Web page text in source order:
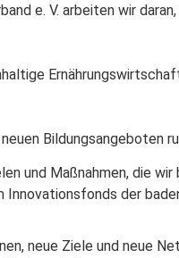
e. V. arbeiten wir
Bildungsangeboten
und Maßnahmen, die
Innovationsfonds der
neue Ziele und neue